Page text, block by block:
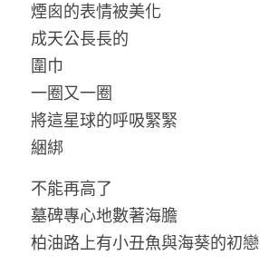
搜索
煙囪的表情被美化
成天公長長的
圍巾
一圈又一圈
將這星球的呼吸緊緊
綑綁
不能再高了
墓碑專心地數著海膽
柏油路上有小丑魚與海葵的初戀